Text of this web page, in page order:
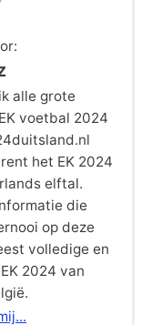
alle grote
voetbal 2024
het EK 2024
elftal.
die
op deze
volledige en
2024 van